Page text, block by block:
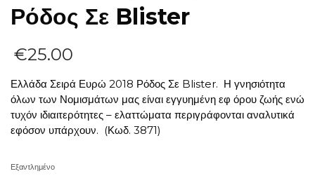
Ρόδος Σε Blister
€25.00
Ελλάδα Σειρά Ευρώ 2018 Ρόδος Σε Blister. Η γνησιότητα
όλων των Νομισμάτων μας είναι εγγυημένη εφ όρου ζωής ενώ
τυχόν ιδιαιτερότητες – ελαττώματα περιγράφονται αναλυτικά
εφόσον υπάρχουν. (Κωδ. 3871)
Εξαντλημένο